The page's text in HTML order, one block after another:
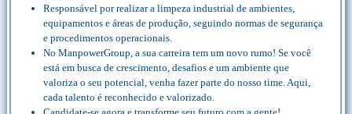
Responsável por realizar a limpeza industrial de ambientes,
equipamentos e áreas de produção, seguindo normas de segurança
e procedimentos operacionais.
No ManpowerGroup, a sua carreira tem um novo rumo! Se você
está em busca de crescimento, desafios e um ambiente que
valoriza o seu potencial, venha fazer parte do nosso time. Aqui,
cada talento é reconhecido e valorizado.